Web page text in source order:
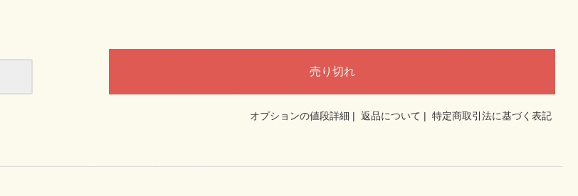
オプションの値段詳細 | 返品について | 特定商取引法に基づく表記